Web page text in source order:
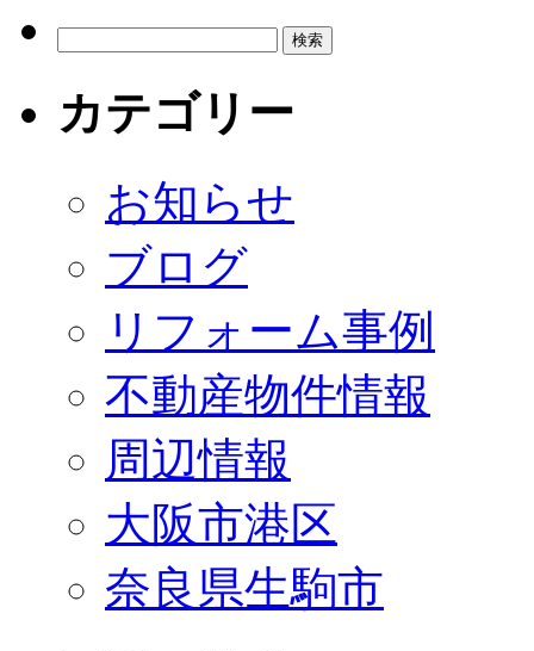
カテゴリー
お知らせ
ブログ
リフォーム事例
不動産物件情報
周辺情報
大阪市港区
奈良県生駒市